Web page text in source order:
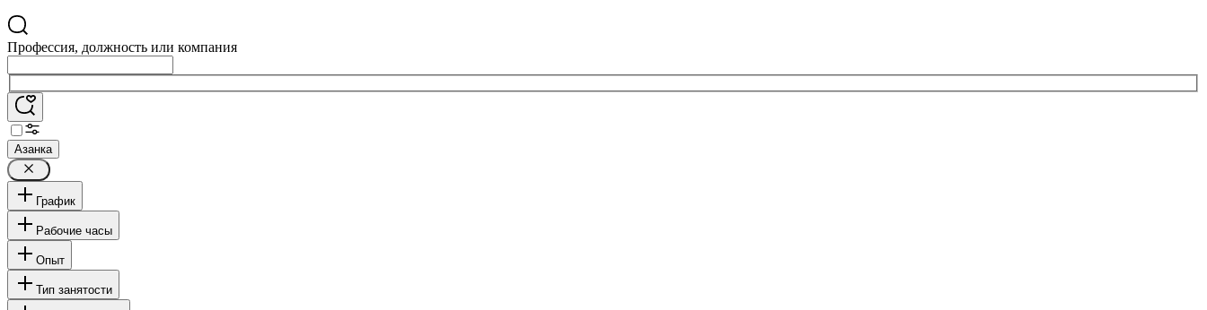
Профессия, должность или компания
Азанка
График
Рабочие часы
Опыт
Тип занятости